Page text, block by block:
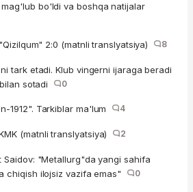
bo'ldi va boshqa natijalar
2:0 (matnli translyatsiya) 8
tark etadi. Klub vingerni ijaraga beradi
sotadi
0
1912". Tarkiblar ma'lum 4
(matnli translyatsiya) 2
Saidov: "Metallurg"da yangi sahifa
chiqish ilojsiz vazifa emas"
0